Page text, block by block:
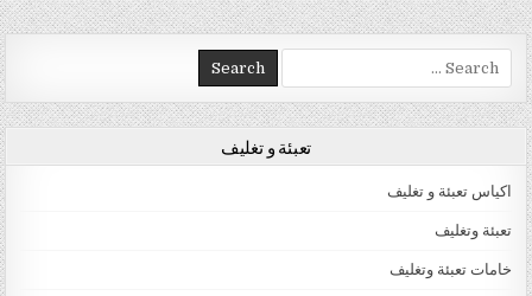
Search for:
تعبئة و تغليف
اكياس تعبئة و تغليف
تعبئة وتغليف
خامات تعبئة وتغليف